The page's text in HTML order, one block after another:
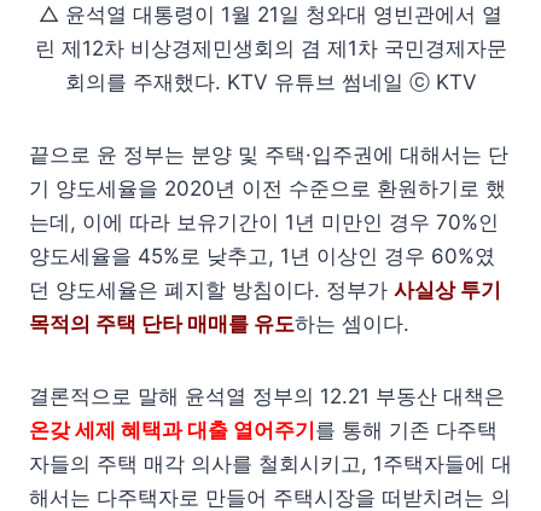
△ 윤석열 대통령이 1월 21일 청와대 영빈관에서 열
린 제12차 비상경제민생회의 겸 제1차 국민경제자문
회의를 주재했다. KTV 유튜브 썸네일 ⓒ KTV
끝으로 윤 정부는 분양 및 주택·입주권에 대해서는 단
기 양도세율을 2020년 이전 수준으로 환원하기로 했
는데, 이에 따라 보유기간이 1년 미만인 경우 70%인
양도세율을 45%로 낮추고, 1년 이상인 경우 60%였
던 양도세율은 폐지할 방침이다. 정부가 사실상 투기
목적의 주택 단타 매매를 유도하는 셈이다.
결론적으로 말해 윤석열 정부의 12.21 부동산 대책은
온갖 세제 혜택과 대출 열어주기를 통해 기존 다주택
자들의 주택 매각 의사를 철회시키고, 1주택자들에 대
해서는 다주택자로 만들어 주택시장을 떠받치려는 의